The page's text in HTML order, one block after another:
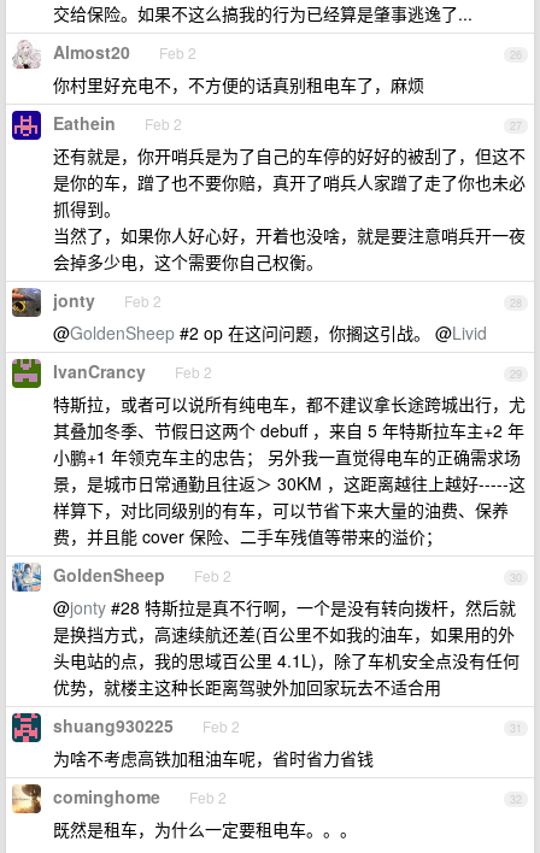
交给保险。如果不这么搞我的行为已经算是肇事逃逸了...
26
Almost20 Feb 2
你村里好充电不，不方便的话真别租电车了，麻烦
27
Eathein Feb 2
还有就是，你开哨兵是为了自己的车停的好好的被刮了，但这不
是你的车，蹭了也不要你赔，真开了哨兵人家蹭了走了你也未必
抓得到。
当然了，如果你人好心好，开着也没啥，就是要注意哨兵开一夜
会掉多少电，这个需要你自己权衡。
28
jonty Feb 2
@GoldenSheep #2 op 在这问问题，你搁这引战。 @Livid
29
IvanCrancy Feb 2
特斯拉，或者可以说所有纯电车，都不建议拿长途跨城出行，尤
其叠加冬季、节假日这两个 debuff ，来自 5 年特斯拉车主+2 年
小鹏+1 年领克车主的忠告； 另外我一直觉得电车的正确需求场
景，是城市日常通勤且往返＞ 30KM ，这距离越往上越好-----这
样算下，对比同级别的有车，可以节省下来大量的油费、保养
费，并且能 cover 保险、二手车残值等带来的溢价；
30
GoldenSheep Feb 2
@jonty #28 特斯拉是真不行啊，一个是没有转向拨杆，然后就
是换挡方式，高速续航还差(百公里不如我的油车，如果用的外
头电站的点，我的思域百公里 4.1L)，除了车机安全点没有任何
优势，就楼主这种长距离驾驶外加回家玩去不适合用
31
shuang930225 Feb 2
为啥不考虑高铁加租油车呢，省时省力省钱
32
cominghome Feb 2
既然是租车，为什么一定要租电车。。。